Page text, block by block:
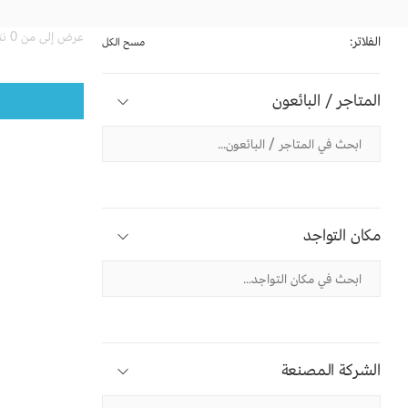
عرض إلى من 0 نتيجة الفلاتر: مسح الكل
المتاجر / البائعون
مكان التواجد
الشركة المصنعة